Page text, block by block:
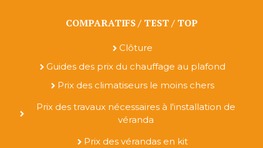
COMPARATIFS / TEST / TOP
Clôture
Guides des prix du chauffage au plafond
Prix des climatiseurs le moins chers
Prix des travaux nécessaires à l'installation de
véranda
Prix des vérandas en kit